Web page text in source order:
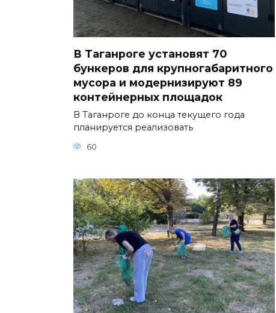
В Таганроге установят 70
бункеров для крупногабаритного
мусора и модернизируют 89
контейнерных площадок
В Таганроге до конца текущего года
планируется реализовать
60